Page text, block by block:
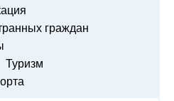
граждан
Туризм